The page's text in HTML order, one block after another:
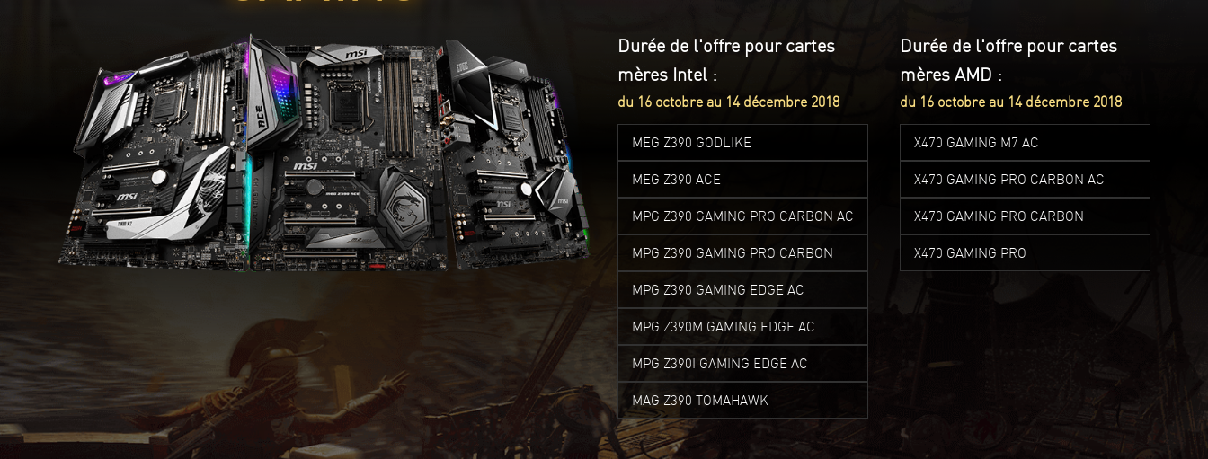
Durée de l'offre pour cartes
mères Intel :
du 16 octobre au 14 décembre 2018
MEG Z390 GODLIKE
MEG Z390 ACE
MPG Z390 GAMING PRO CARBON AC
MPG Z390 GAMING PRO CARBON
MPG Z390 GAMING EDGE AC
MPG Z390M GAMING EDGE AC
MPG Z390I GAMING EDGE AC
MAG Z390 TOMAHAWK
Durée de l'offre pour cartes
mères AMD :
du 16 octobre au 14 décembre 2018
X470 GAMING M7 AC
X470 GAMING PRO CARBON AC
X470 GAMING PRO CARBON
X470 GAMING PRO